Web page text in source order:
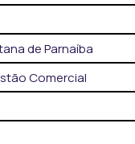
de Parnaíba
Comercial